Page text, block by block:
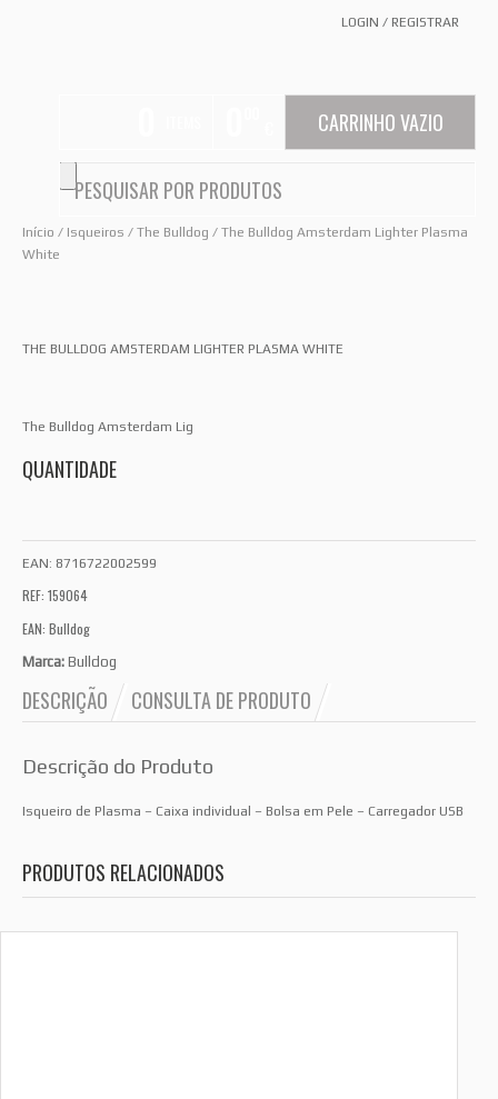
LOGIN / REGISTRAR
CARRINHO VAZIO
Início / Isqueiros / The Bulldog / The Bulldog Amsterdam Lighter Plasma
White
THE BULLDOG AMSTERDAM LIGHTER PLASMA WHITE
The Bulldog Amsterdam Lig
QUANTIDADE
EAN: 8716722002599
REF: 159064
EAN: Bulldog
Marca: Bulldog
DESCRIÇÃO CONSULTA DE PRODUTO
Descrição do Produto
Isqueiro de Plasma – Caixa individual – Bolsa em Pele – Carregador USB
PRODUTOS RELACIONADOS